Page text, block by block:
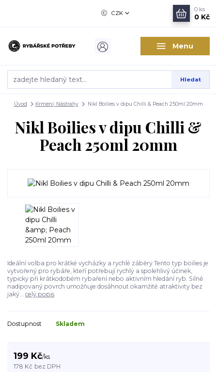
Menu
CZK
Hledat
0 ks
0 Kč
Úvod Krmení, Nástrahy Nikl Boilies v dipu Chilli & Peach 250ml 20mm
Nikl Boilies v dipu Chilli &
Peach 250ml 20mm
Ideální volba pro krátké vycházky a rychlé záběry Tento typ boilies je
vytvořený pro rybáře, kteří potřebují rychlý a spolehlivý účinek,
typicky při krátkodobém rybaření nebo aktivním hledání ryb. Silně
nadipovaný povrch umožňuje dosáhnout okamžité atraktivity bez
jaký... celý popis
Dostupnost Skladem
199 Kč/ks
178 Kč bez DPH